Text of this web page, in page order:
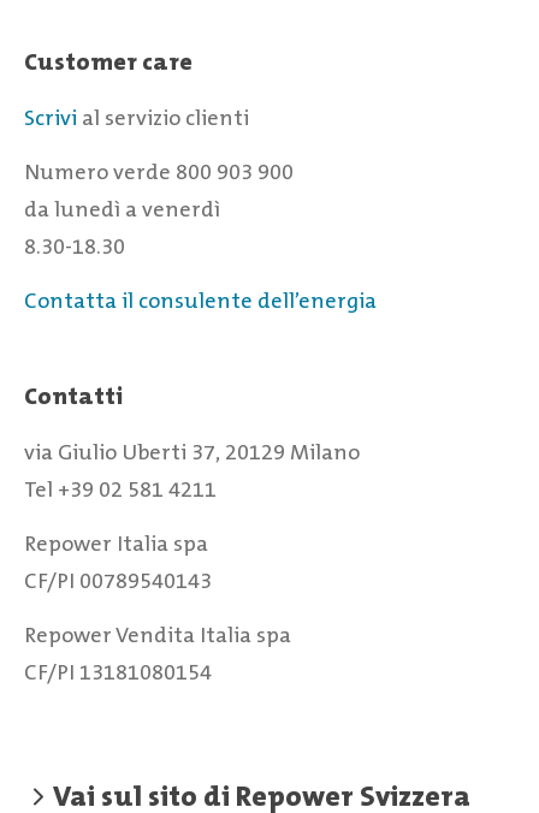
Customer care
Scrivi al servizio clienti
Numero verde 800 903 900
da lunedì a venerdì
8.30-18.30
Contatta il consulente dell’energia
Contatti
via Giulio Uberti 37, 20129 Milano
Tel +39 02 581 4211
Repower Italia spa
CF/PI 00789540143
Repower Vendita Italia spa
CF/PI 13181080154
Vai sul sito di Repower Svizzera